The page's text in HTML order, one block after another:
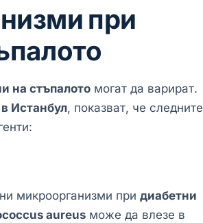
при
на стъпалото могат да варират.
Истанбул, показват, че следните
микроорганизми при диабетни
aureus може да влезе в